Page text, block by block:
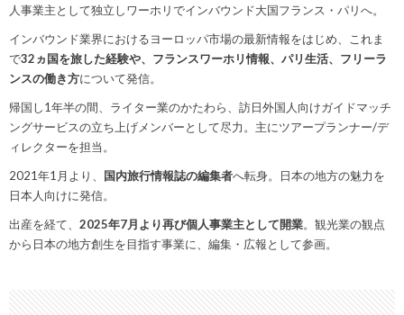
人事業主として独立しワーホリでインバウンド大国フランス・パリへ。
インバウンド業界におけるヨーロッパ市場の最新情報をはじめ、これま
で32ヵ国を旅した経験や、フランスワーホリ情報、パリ生活、フリーラ
ンスの働き方について発信。
帰国し1年半の間、ライター業のかたわら、訪日外国人向けガイドマッチ
ングサービスの立ち上げメンバーとして尽力。主にツアープランナー/デ
ィレクターを担当。
2021年1月より、 国内旅行情報誌の編集者へ転身。日本の地方の魅力を
日本人向けに発信。
出産を経て、 2025年7月より再び個人事業主として開業。観光業の観点
から日本の地方創生を目指す事業に、編集・広報として参画。